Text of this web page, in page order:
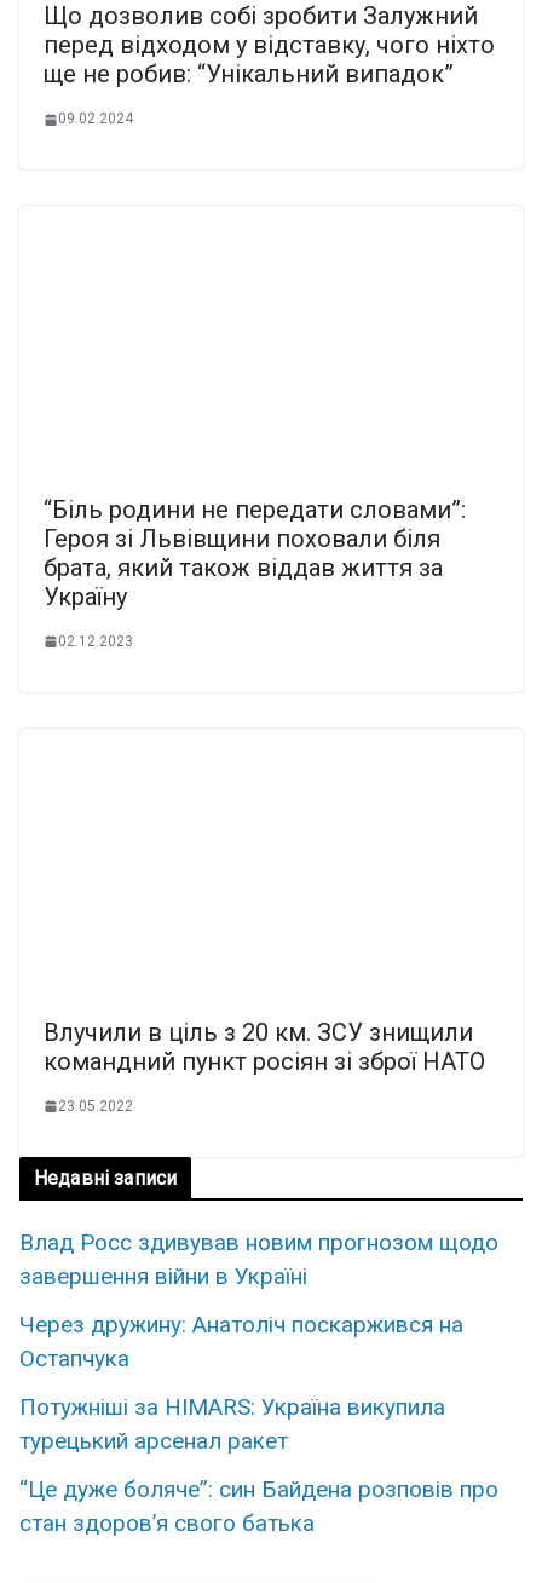
Що дозволив собі зробити Залужний
перед відходом у відставку, чого ніхто
ще не робив: “Унікальний випадок”
09.02.2024
“Біль родини не передати словами”:
Героя зі Львівщини поховали біля
брата, який також віддав життя за
Україну
02.12.2023
Влучили в ціль з 20 км. ЗСУ знищили
командний пункт росіян зі зброї НАТО
23.05.2022
Недавні записи
Влад Росс здивував новим прогнозом щодо
завершення війни в Україні
Через дружину: Анатоліч поскаржився на
Остапчука
Потужніші за HIMARS: Україна викупила
турецький арсенал ракет
“Це дуже боляче”: син Байдена розповів про
стан здоров’я свого батька